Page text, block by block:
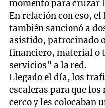
momento para cruzar
En relación con eso,
también sancionó a
asistido, patrocinado
financiero, material o
servicios" a la red.
Llegado el día, los
escaleras para que
cerco y les colocaban